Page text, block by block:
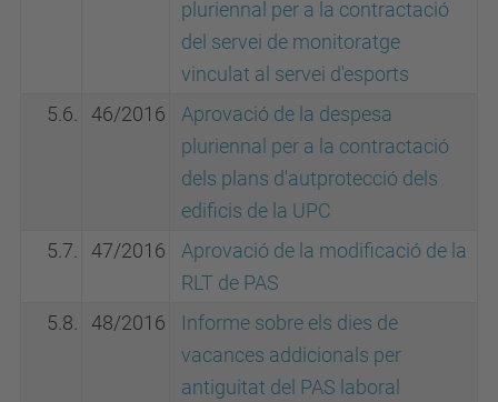
pluriennal per a la contractació
del servei de monitoratge
vinculat al servei d'esports
5.6.
46/2016
Aprovació de la despesa
pluriennal per a la contractació
dels plans d'autprotecció dels
edificis de la UPC
5.7.
47/2016
Aprovació de la modificació de la
RLT de PAS
5.8.
48/2016
Informe sobre els dies de
vacances addicionals per
antiguitat del PAS laboral